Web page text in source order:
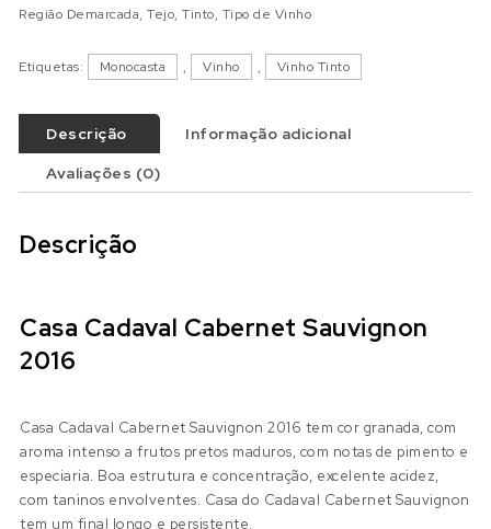
Região Demarcada,Tejo,Tinto, Tipo de Vinho
Etiquetas: Monocasta , Vinho , Vinho Tinto
Descrição
Informação adicional
Avaliações (0)
Descrição
Casa Cadaval Cabernet Sauvignon
2016
Casa Cadaval Cabernet Sauvignon 2016 tem cor granada, com
aroma intenso a frutos pretos maduros, com notas de pimento e
especiaria. Boa estrutura e concentração, excelente acidez,
com taninos envolventes. Casa do Cadaval Cabernet Sauvignon
tem um final longo e persistente.